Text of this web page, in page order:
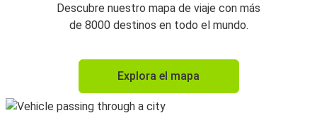
Descubre nuestro mapa de viaje con más
de 8000 destinos en todo el mundo.
Explora el mapa